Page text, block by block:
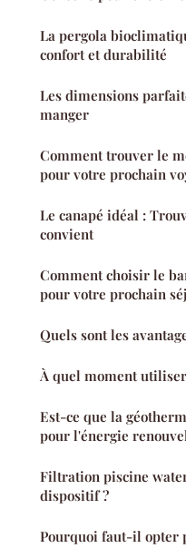
La pergola
confort et durabilité
Les dimensions
manger
Comment trouver le
pour votre prochain
Le canapé idéal :
convient
Comment choisir le
pour votre prochain
Quels sont les
À quel moment
Est-ce que la
pour l'énergie
Filtration piscine
dispositif ?
Pourquoi faut-il opter